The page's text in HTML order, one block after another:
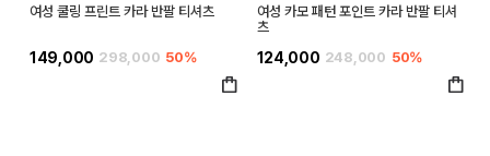
여성 쿨링 프린트 카라 반팔 티셔츠
149,000 298,000 50%
여성 카모 패턴 포인트 카라 반팔 티셔
츠
124,000 248,000 50%